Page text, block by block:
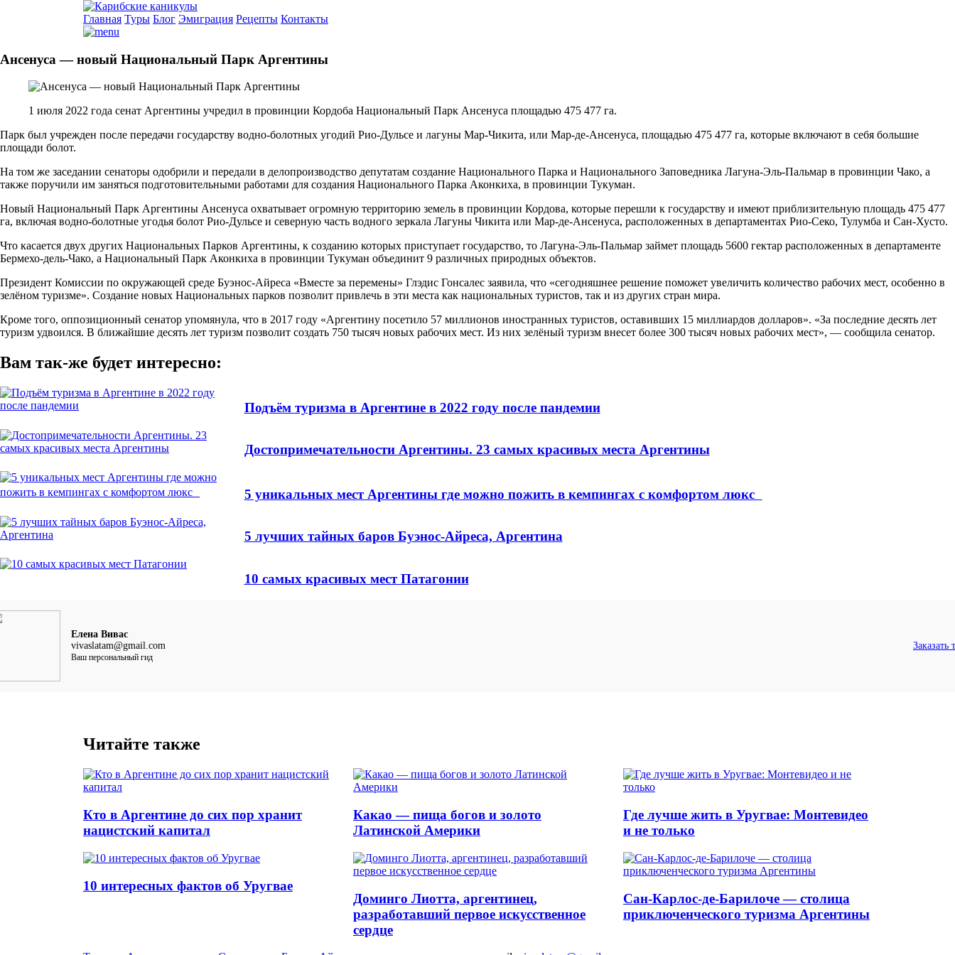
Главная Туры Блог Эмиграция Рецепты Контакты
Ансенуса — новый Национальный Парк Аргентины
1 июля 2022 года сенат Аргентины учредил в провинции Кордоба Национальный Парк Ансенуса площадью 475 477 га.
Парк был учрежден после передачи государству водно-болотных угодий Рио-Дульсе и лагуны Мар-Чикита, или Мар-де-Ансенуса, площадью 475 477 га, которые включают в себя большие
площади болот.
На том же заседании сенаторы одобрили и передали в делопроизводство депутатам создание Национального Парка и Национального Заповедника Лагуна-Эль-Пальмар в провинции Чако, а
также поручили им заняться подготовительными работами для создания Национального Парка Аконкиха, в провинции Тукуман.
Новый Национальный Парк Аргентины Ансенуса охватывает огромную территорию земель в провинции Кордова, которые перешли к государству и имеют приблизительную площадь 475 477
га, включая водно-болотные угодья болот Рио-Дульсе и северную часть водного зеркала Лагуны Чикита или Мар-де-Ансенуса, расположенных в департаментах Рио-Секо, Тулумба и Сан-Хусто.
Что касается двух других Национальных Парков Аргентины, к созданию которых приступает государство, то Лагуна-Эль-Пальмар займет площадь 5600 гектар расположенных в департаменте
Бермехо-дель-Чако, а Национальный Парк Аконкиха в провинции Тукуман объединит 9 различных природных объектов.
Президент Комиссии по окружающей среде Буэнос-Айреса «Вместе за перемены» Глэдис Гонсалес заявила, что «сегодняшнее решение поможет увеличить количество рабочих мест, особенно в
зелёном туризме». Создание новых Национальных парков позволит привлечь в эти места как национальных туристов, так и из других стран мира.
Кроме того, оппозиционный сенатор упомянула, что в 2017 году «Аргентину посетило 57 миллионов иностранных туристов, оставивших 15 миллиардов долларов». «За последние десять лет
туризм удвоился. В ближайшие десять лет туризм позволит создать 750 тысяч новых рабочих мест. Из них зелёный туризм внесет более 300 тысяч новых рабочих мест», — сообщила сенатор.
Вам так-же будет интересно:
Подъём туризма в Аргентине в 2022 году после пандемии
Достопримечательности Аргентины. 23 самых красивых места Аргентины
5 уникальных мест Аргентины где можно пожить в кемпингах с комфортом люкс
5 лучших тайных баров Буэнос-Айреса, Аргентина
10 самых красивых мест Патагонии
Елена Вивас
vivaslatam@gmail.com
Ваш персональный гид
Заказать
Читайте также
Кто в Аргентине до сих пор хранит
нацистский капитал
Какао — пища богов и золото
Латинской Америки
Где лучше жить в Уругвае: Монтевидео
и не только
10 интересных фактов об Уругвае
Доминго Лиотта, аргентинец,
разработавший первое искусственное
сердце
Сан-Карлос-де-Барилоче — столица
приключенческого туризма Аргентины